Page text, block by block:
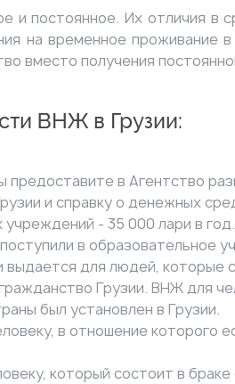
и постоянное. Их отличия в
на временное проживание
вместо получения
ВНЖ в Грузии:
в Агентство
и справку о денежных
- 35 000 лари в год.
в образовательное
для людей, которые
Грузии. ВНЖ для
был установлен в Грузии.
в отношение которого
который состоит в